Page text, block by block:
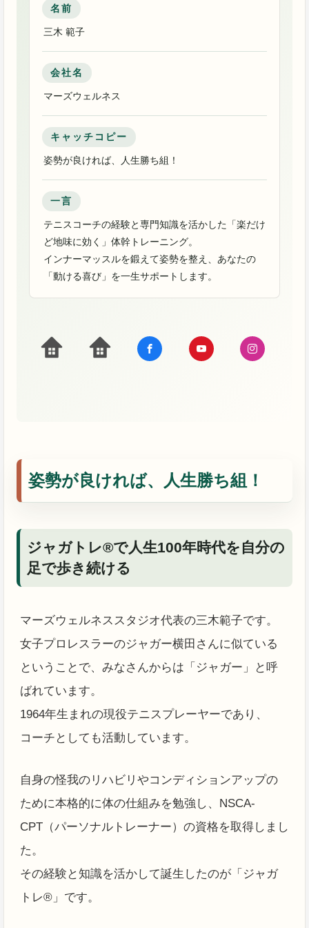
名前
三木 範子
会社名
マーズウェルネス
キャッチコピー
姿勢が良ければ、人生勝ち組！
一言
テニスコーチの経験と専門知識を活かした「楽だけ
ど地味に効く」体幹トレーニング。
インナーマッスルを鍛えて姿勢を整え、あなたの
「動ける喜び」を一生サポートします。
姿勢が良ければ、人生勝ち組！
ジャガトレ®で人生100年時代を自分の
足で歩き続ける
マーズウェルネススタジオ代表の三木範子です。
女子プロレスラーのジャガー横田さんに似ている
ということで、みなさんからは「ジャガー」と呼
ばれています。
1964年生まれの現役テニスプレーヤーであり、
コーチとしても活動しています。
自身の怪我のリハビリやコンディションアップの
ために本格的に体の仕組みを勉強し、NSCA-
CPT（パーソナルトレーナー）の資格を取得しまし
た。
その経験と知識を活かして誕生したのが「ジャガ
トレ®」です。